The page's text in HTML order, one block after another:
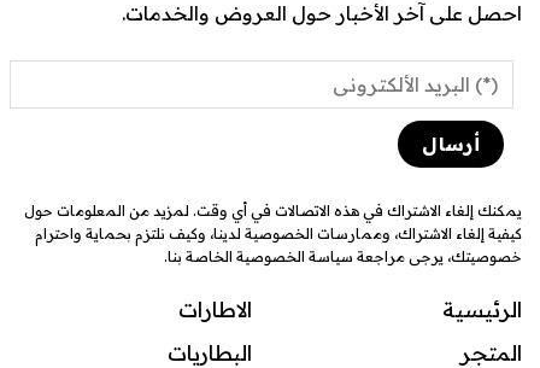
احصل على آخر الأخبار حول العروض والخدمات.
يمكنك إلغاء الاشتراك في هذه الاتصالات في أي وقت. لمزيد من المعلومات حول
كيفية إلغاء الاشتراك، وممارسات الخصوصية لدينا، وكيف نلتزم بحماية واحترام
خصوصيتك، يرجى مراجعة سياسة الخصوصية الخاصة بنا.
الرئيسية
المتجر
الاطارات
البطاريات